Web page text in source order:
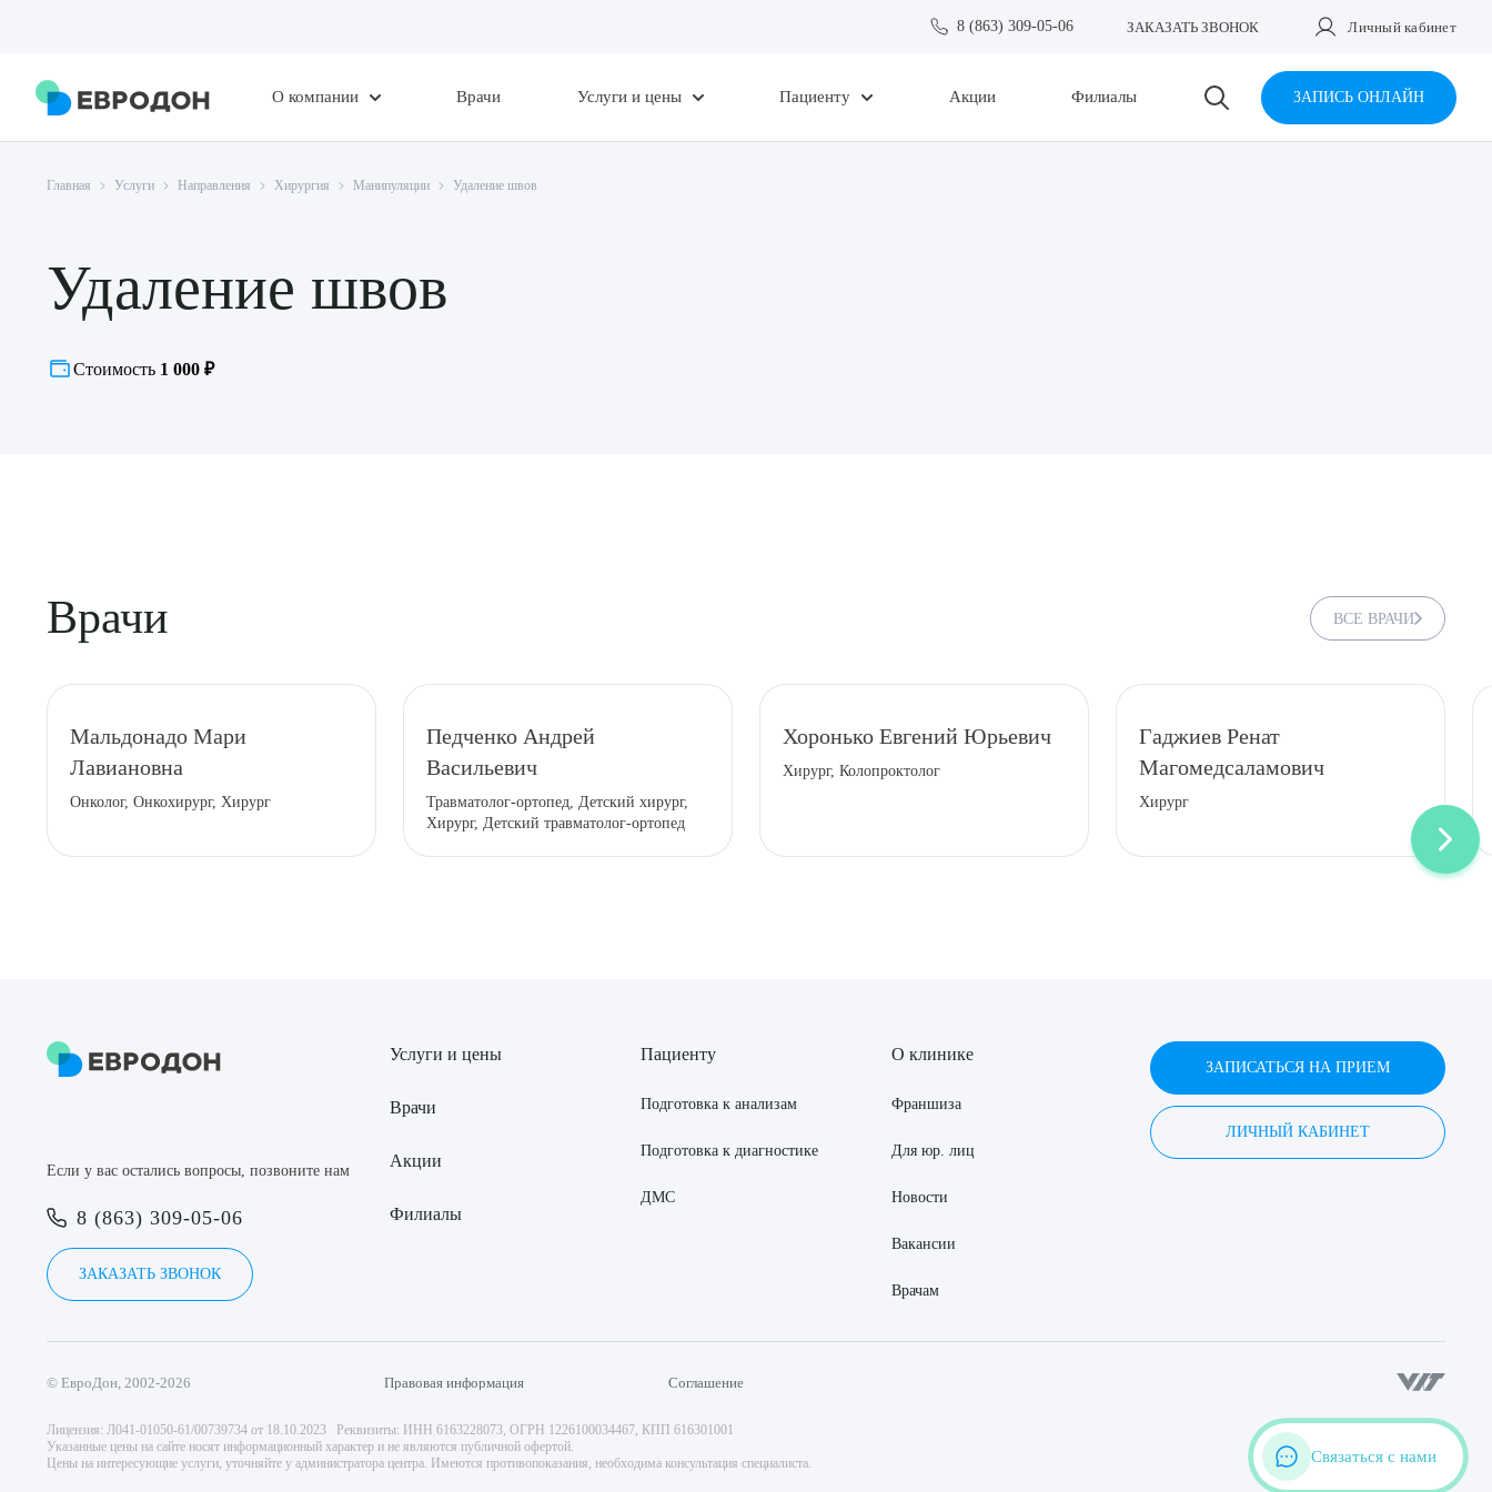
8 (863) 309-05-06 ЗАКАЗАТЬ ЗВОНОК Личный кабинет
О компании Врачи Услуги и цены Пациенту Акции Филиалы ЗАПИСЬ ОНЛАЙН
Главная Услуги Направления Хирургия Манипуляции Удаление швов
Удаление швов
Стоимость 1 000 ₽
Врачи ВСЕ ВРАЧИ
Мальдонадо Мари
Лавиановна
Онколог, Онкохирург, Хирург
Педченко Андрей
Васильевич
Травматолог-ортопед, Детский хирург,
Хирург, Детский травматолог-ортопед
Хоронько Евгений Юрьевич
Хирург, Колопроктолог
Гаджиев Ренат
Магомедсаламович
Хирург
Если у вас остались вопросы, позвоните нам
8 (863) 309-05-06
ЗАКАЗАТЬ ЗВОНОК
Услуги и цены
Врачи
Акции
Филиалы
Пациенту
Подготовка к анализам
Подготовка к диагностике
ДМС
О клинике
Франшиза
Для юр. лиц
Новости
Вакансии
Врачам
ЗАПИСАТЬСЯ НА ПРИЕМ
ЛИЧНЫЙ КАБИНЕТ
© ЕвроДон, 2002-2026 Правовая информация Соглашение
Лицензия: Л041-01050-61/00739734 от 18.10.2023 Реквизиты: ИНН 6163228073, ОГРН 1226100034467, КПП 616301001
Указанные цены на сайте носят информационный характер и не являются публичной офертой.
Цены на интересующие услуги, уточняйте у администратора центра. Имеются противопоказания, необходима консультация специалиста.
Связаться с нами
Выберите сопутствующую услугу